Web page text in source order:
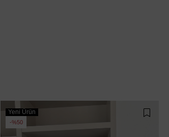
Yeni Ürün
%50